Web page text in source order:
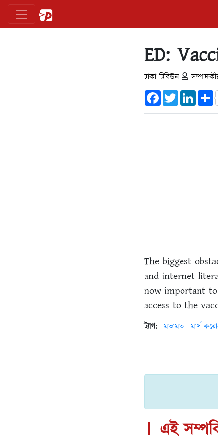
ED:
ঢাকা ট্রিবিউন
FacebookTwitter
The biggest
and internet
now important
access to the
ট্যাগ: মতামত মার্স
এই